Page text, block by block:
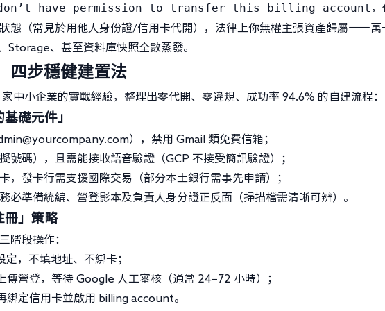
have permission to transfer this billing account ，
態（常見於用他人身份證/信用卡代開），法律上你無權主張資產歸屬——萬
Storage、甚至資料庫快照全數蒸發。
四步穩健建置法
中小企業的實戰經驗，整理出零代開、零違規、成功率 94.6% 的自建流程：
礎元件」
），禁用 Gmail 類免費信箱；
號碼），且需能接收語音驗證（GCP 不接受簡訊驗證）；
，發卡行需支援國際交易（部分本土銀行需事先申請）；
必準備統編、營登影本及負責人身分證正反面（掃描檔需清晰可辨）。
冊」策略
階段操作：
，不填地址、不綁卡；
傳營登，等待 Google 人工審核（通常 24–72 小時）；
綁定信用卡並啟用 billing account。